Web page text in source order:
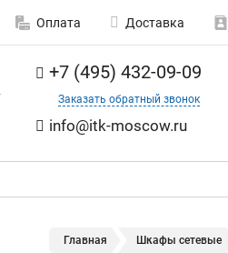
Оплата Доставка
+7 (495) 432-09-09
Заказать обратный звонок
info@itk-moscow.ru
Главная Шкафы сетевые